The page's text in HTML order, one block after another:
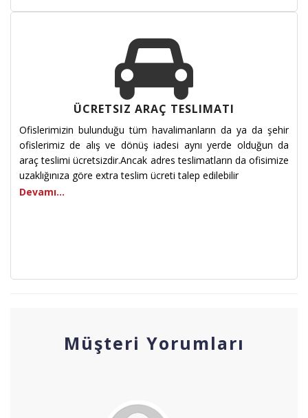
ÜCRETSIZ ARAÇ TESLIMATI
Ofislerimizin bulunduğu tüm havalimanların da ya da şehir
ofislerimiz de alış ve dönüş iadesi aynı yerde olduğun da
araç teslimi ücretsizdir.Ancak adres teslimatların da ofisimize
uzaklığınıza göre extra teslim ücreti talep edilebilir
Devamı...
Müşteri Yorumları